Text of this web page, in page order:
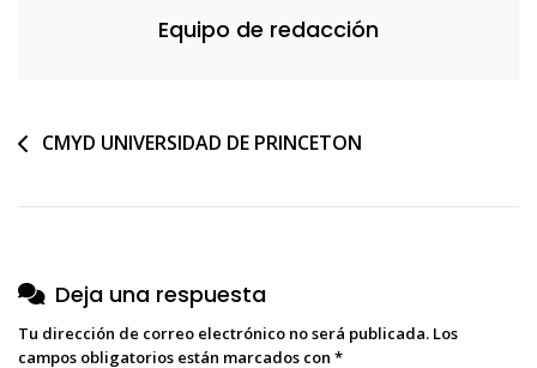
Equipo de redacción
Navegación
entradas
CMYD UNIVERSIDAD DE PRINCETON
Deja una respuesta
Tu dirección de correo electrónico no será publicada. Los
campos obligatorios están marcados con *